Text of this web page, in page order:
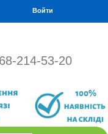
Войти
214-53-20